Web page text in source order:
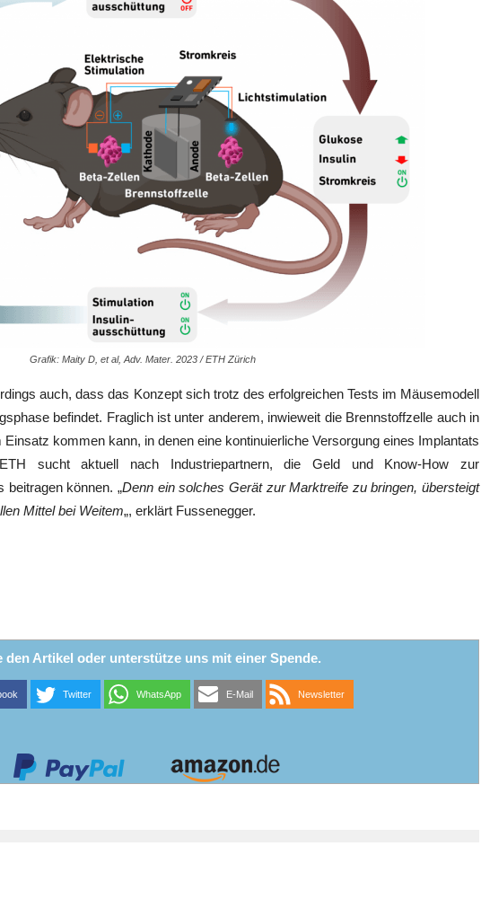
Grafik: Maity D, et al, Adv. Mater. 2023 / ETH Zürich
auch, dass das Konzept sich trotz des erfolgreichen Tests im Mäusemodell
befindet. Fraglich ist unter anderem, inwieweit die Brennstoffzelle auch in
kommen kann, in denen eine kontinuierliche Versorgung eines Implantats
sucht aktuell nach Industriepartnern, die Geld und Know-How zur
beitragen können. „Denn ein solches Gerät zur Marktreife zu bringen, übersteigt
Mittel bei Weitem„, erklärt Fussenegger.
den Artikel oder unterstütze uns mit einer Spende.
Twitter WhatsApp E-Mail Newsletter